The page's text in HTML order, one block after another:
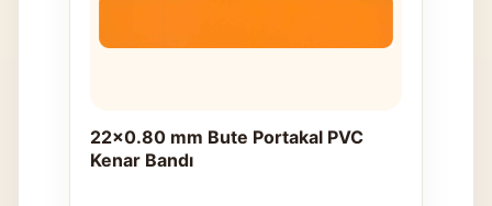
22x0.80 mm Bute Portakal PVC
Kenar Bandı